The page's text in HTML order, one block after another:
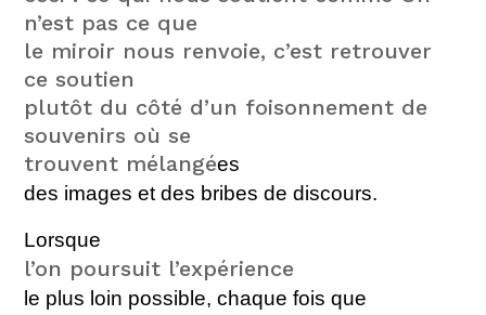
n’est pas ce que
le miroir nous renvoie, c’est retrouver
ce soutien
plutôt du côté d’un foisonnement de
souvenirs où se
trouvent mélangées
des images et des bribes de discours.
Lorsque
l’on poursuit l’expérience
le plus loin possible, chaque fois que